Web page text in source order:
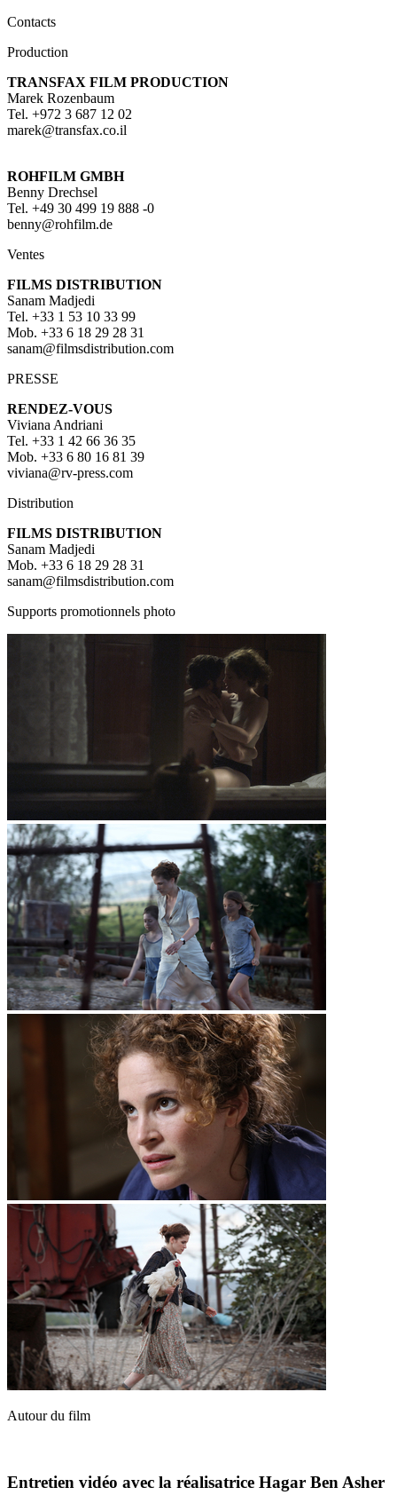
Contacts
Production
TRANSFAX FILM PRODUCTION
Marek Rozenbaum
Tel. +972 3 687 12 02
marek@transfax.co.il
ROHFILM GMBH
Benny Drechsel
Tel. +49 30 499 19 888 -0
benny@rohfilm.de
Ventes
FILMS DISTRIBUTION
Sanam Madjedi
Tel. +33 1 53 10 33 99
Mob. +33 6 18 29 28 31
sanam@filmsdistribution.com
PRESSE
RENDEZ-VOUS
Viviana Andriani
Tel. +33 1 42 66 36 35
Mob. +33 6 80 16 81 39
viviana@rv-press.com
Distribution
FILMS DISTRIBUTION
Sanam Madjedi
Mob. +33 6 18 29 28 31
sanam@filmsdistribution.com
Supports promotionnels photo
Autour du film
Entretien vidéo avec la réalisatrice Hagar Ben Asher